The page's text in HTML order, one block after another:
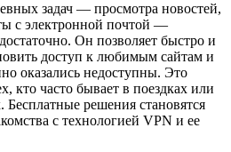
задач — просмотра новостей,
с электронной почтой —
Он позволяет быстро и
доступ к любимым сайтам и
оказались недоступны. Это
кто часто бывает в поездках или
Бесплатные решения становятся
с технологией VPN и ее